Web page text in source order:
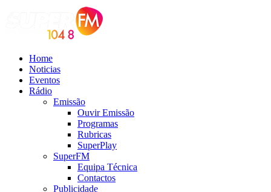
Home
Noticias
Eventos
Rádio
Emissão
Ouvir Emissão
Programas
Rubricas
SuperPlay
SuperFM
Equipa Técnica
Contactos
Publicidade